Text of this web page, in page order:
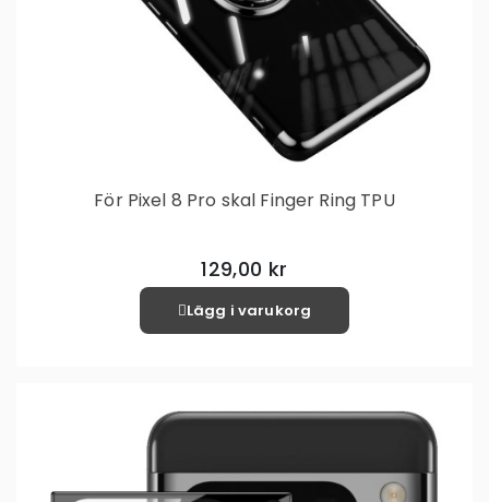
För Pixel 8 Pro skal Finger Ring TPU
129,00 kr
Lägg i varukorg